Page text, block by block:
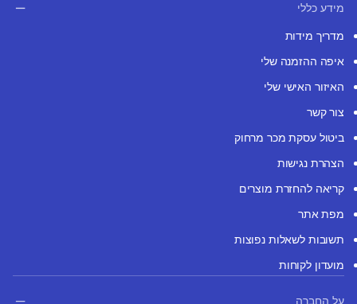
מידע כללי
מדריך מידות
איפה ההזמנה שלי
האיזור האישי שלי
צור קשר
ביטול עסקת מכר מרחוק
הצהרת נגישות
קריאה להחזרת מוצרים
מפת אתר
תשובות לשאלות נפוצות
מועדון לקוחות
על החברה